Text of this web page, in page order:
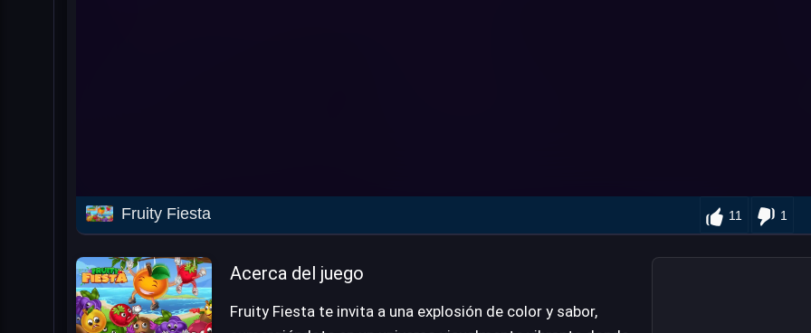
Fruity Fiesta 11 1
Acerca del juego
Fruity Fiesta te invita a una explosión de color y sabor,